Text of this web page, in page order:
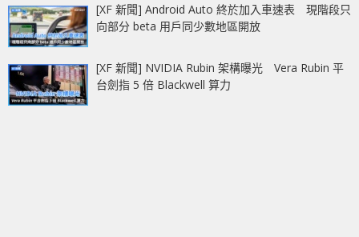
[XF 新聞] Android Auto 終於加入車速表 現階段只
向部分 beta 用戶同少數地區開放
[XF 新聞] NVIDIA Rubin 架構曝光 Vera Rubin 平
台劍指 5 倍 Blackwell 算力